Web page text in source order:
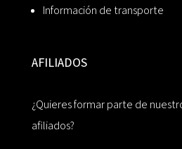
Información de transporte
AFILIADOS
¿Quieres formar parte de
afiliados?